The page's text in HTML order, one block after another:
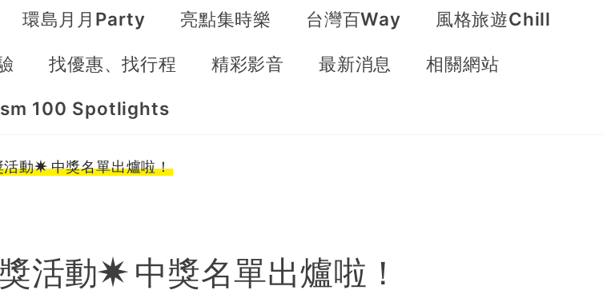
環島月月Party 亮點集時樂 台灣百Way 風格旅遊Chill
找優惠、找行程 精彩影音 最新消息 相關網站
100 Spotlights
動✷ 中獎名單出爐啦！
活動✷ 中獎名單出爐啦！